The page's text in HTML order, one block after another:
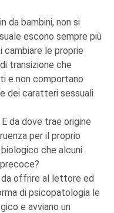
da bambini, non si
escono sempre più
le proprie
transizione che
e non comportano
dei caratteri sessuali
da dove trae origine
per il proprio
che alcuni
offrire al lettore ed
di psicopatologia le
e avviano un